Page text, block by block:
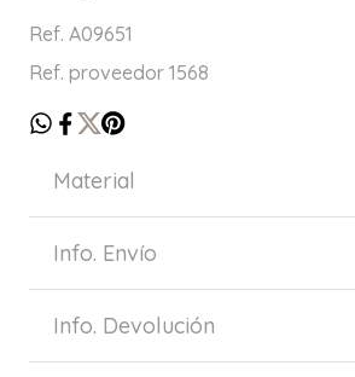
Ref. A09651
Ref. proveedor 1568
Material
Info. Envío
Info. Devolución